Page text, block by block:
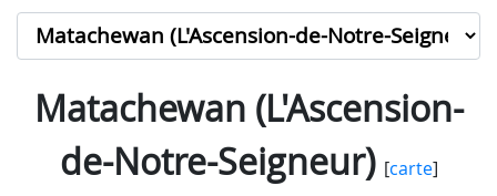
Matachewan (L'Ascension-
de-Notre-Seigneur)[carte]